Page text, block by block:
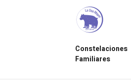
Constelaciones
Familiares